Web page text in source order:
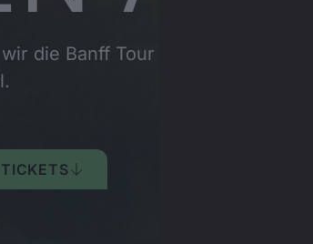
die Banff Tour nach draußen.
TICKETS